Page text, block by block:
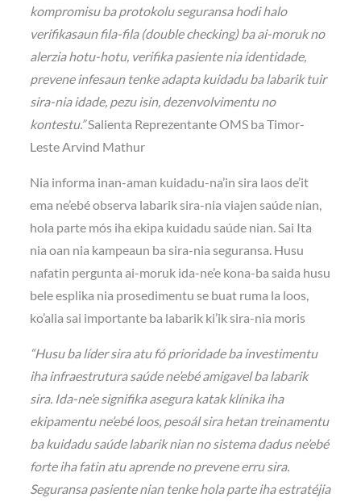
kompromisu ba protokolu seguransa hodi halo
verifikasaun fila-fila (double checking) ba ai-moruk no
alerzia hotu-hotu, verifika pasiente nia identidade,
prevene infesaun tenke adapta kuidadu ba labarik tuir
sira-nia idade, pezu isin, dezenvolvimentu no
kontestu.”Salienta Reprezentante OMS ba Timor-
Leste Arvind Mathur
Nia informa inan-aman kuidadu-na’in sira laos de’it
ema ne’ebé observa labarik sira-nia viajen saúde nian,
hola parte mós iha ekipa kuidadu saúde nian. Sai Ita
nia oan nia kampeaun ba sira-nia seguransa. Husu
nafatin pergunta ai-moruk ida-ne’e kona-ba saida husu
bele esplika nia prosedimentu se buat ruma la loos,
ko’alia sai importante ba labarik ki’ik sira-nia moris
“Husu ba líder sira atu fó prioridade ba investimentu
iha infraestrutura saúde ne’ebé amigavel ba labarik
sira. Ida-ne’e signifika asegura katak klínika iha
ekipamentu ne’ebé loos, pesoál sira hetan treinamentu
ba kuidadu saúde labarik nian no sistema dadus ne’ebé
forte iha fatin atu aprende no prevene erru sira.
Seguransa pasiente nian tenke hola parte iha estratéjia